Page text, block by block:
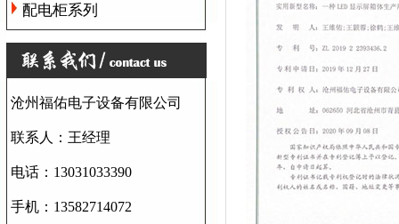
配电柜系列
沧州福佑电子设备有限公司
联系人：王经理
电话：13031033390
手机：13582714072